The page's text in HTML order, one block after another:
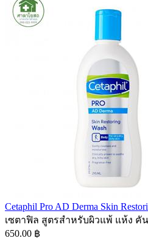
Cetaphil Pro AD Derma Skin
เซตาฟิล สูตรสำหรับผิวแพ้ แห้ง คัน
650.00 ฿